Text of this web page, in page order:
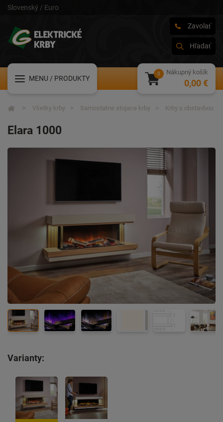
Slovenský / Euro
Zavolať
Hľadať
MENU / PRODUKTY
Nákupný košík
0,00 €
Elara 1000
Varianty:
Všetky krby Samostatne stojace krby Krby s obstavbou